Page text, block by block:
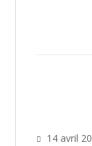
14 avril